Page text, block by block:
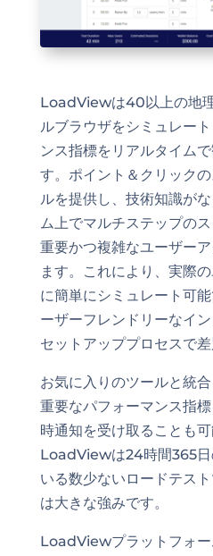
LoadViewは40以上の地
ルブラウザをシミュレー
ンス指標をリアルタイム
す。ポイント＆クリック
ルを提供し、技術知識が
ム上でマルチステップのス
重要かつ複雑なユーザー
ます。これにより、実際
に簡単にシミュレート可
ーザーフレンドリーなイ
セットアッププロセスで差
お気に入りのツールと統
重要なパフォーマンス指
時通知を受け取ることも可
LoadViewは24時間365日
いる数少ないロードテス
は大きな強みです。
LoadViewプラットフォ